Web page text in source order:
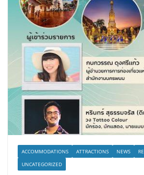
ACCOMMODATIONS ATTRACTIONS NEWS
UNCATEGORIZED